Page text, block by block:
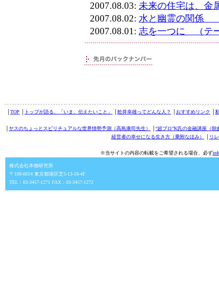
2007.08.03: 未来の住宅は、
2007.08.02: 水と幽霊の関係
2007.08.01: 志を一つに （テ
TOP トップが語る、「いま、伝えたいこと」 舩井幸雄ってどんな人？ おすすめリンク
ヤスのちょっとスピリチュアルな世界情勢予測（高島康司先生）
“超プロ”K氏の金融講座（朝
経営者の幸せになる生き方（乗附なほみ）
リ
※当サイトの内容の転載をご希望される場合、必ず
株式会社本物研究所
〒108-0014 東京都港区芝5-13-18-4F
TEL：03-3457-1271 FAX：03-3457-1272